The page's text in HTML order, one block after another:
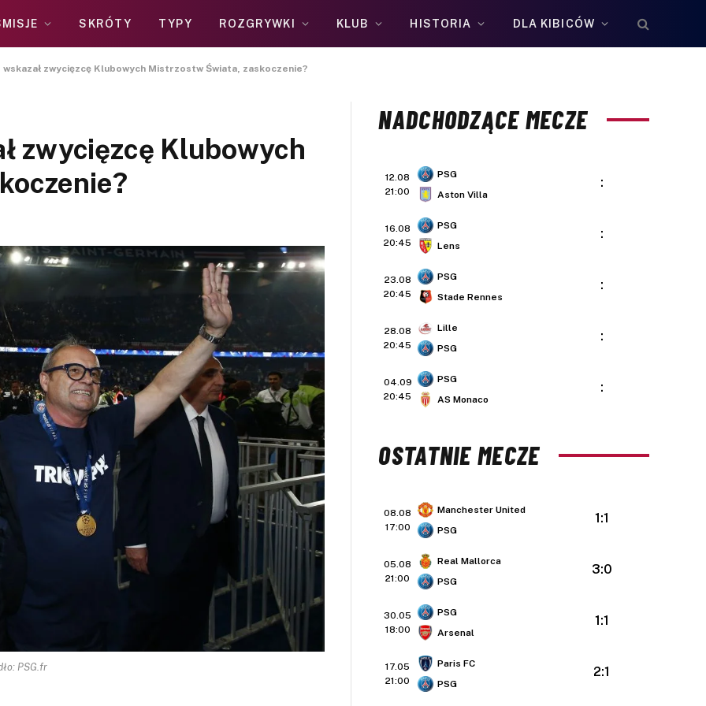
SKRÓTY TYPY ROZGRYWKI KLUB HISTORIA DLA KIBICÓW
zwycięzcę Klubowych Mistrzostw Świata, zaskoczenie?
zwycięzcę Klubowych
PSG.fr
NADCHODZĄCE MECZE
12.08
21:00
PSG
Aston Villa
:
16.08
20:45
PSG
Lens
:
23.08
20:45
PSG
Stade Rennes
:
28.08
20:45
Lille
PSG
:
04.09
20:45
PSG
AS Monaco
:
OSTATNIE MECZE
08.08
17:00
Manchester United
PSG
1:1
05.08
21:00
Real Mallorca
PSG
3:0
30.05
18:00
PSG
Arsenal
1:1
17.05
21:00
Paris FC
PSG
2:1